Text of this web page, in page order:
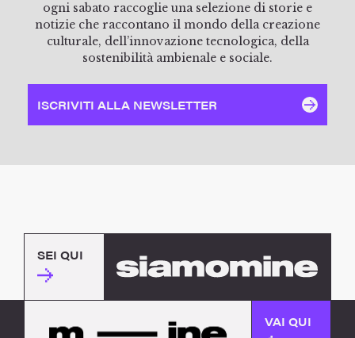
ogni sabato raccoglie una selezione di storie e
notizie che raccontano il mondo della creazione
culturale, dell’innovazione tecnologica, della
sostenibilità ambienale e sociale.
ISCRIVITI ALLA NEWSLETTER
SEI QUI
VAI QUI